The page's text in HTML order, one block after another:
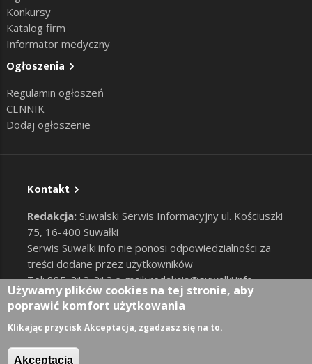
Konkursy
Katalog firm
Informator medyczny
Ogłoszenia
Regulamin ogłoszeń
CENNIK
Dodaj ogłoszenie
Kontakt
Redakcja: Suwalski Serwis Informacyjny ul. Kościuszki
75, 16-400 Suwałki
Serwis Suwalki.info nie ponosi odpowiedzialności za
treści dodane przez użytkowników
Tel: 885-212-212 e-mail:redakcja@suwalki.info,
reklama@suwalki.info
RODO |Cookies
User account menu
Zaloguj
Używamy plików cookies na tej stronie, aby
poprawić komfort użytkowania
Klikając przycisk Akceptacja, zgadzasz się na to.
Akceptacja